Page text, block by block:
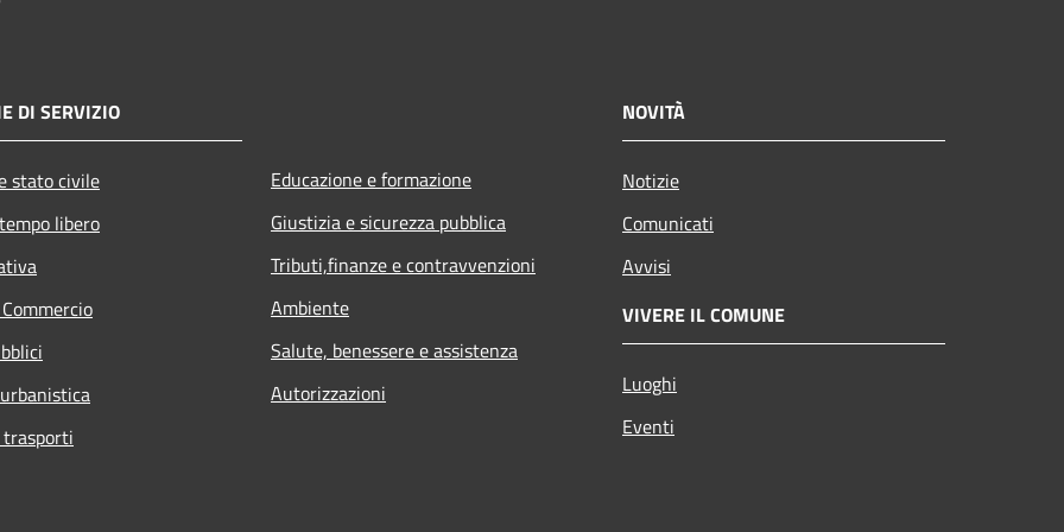
DI SERVIZIO
stato civile
libero
Educazione e formazione
Giustizia e sicurezza pubblica
Tributi,finanze e contravvenzioni
Ambiente
Salute, benessere e assistenza
Autorizzazioni
NOVITÀ
Notizie
Comunicati
Avvisi
VIVERE IL COMUNE
Luoghi
Eventi